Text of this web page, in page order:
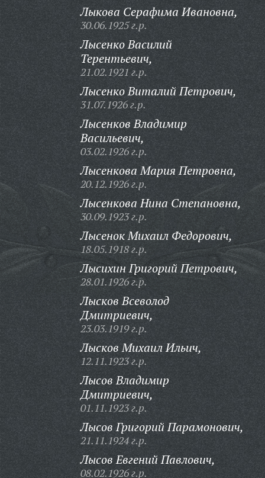
Лыкова Серафима Ивановна,
30.06.1925 г.р.
Лысенко Василий
Терентьевич,
21.02.1921 г.р.
Лысенко Виталий Петрович,
31.07.1926 г.р.
Лысенков Владимир
Васильевич,
03.02.1926 г.р.
Лысенкова Мария Петровна,
20.12.1926 г.р.
Лысенкова Нина Степановна,
30.09.1923 г.р.
Лысенок Михаил Федорович,
18.05.1918 г.р.
Лысихин Григорий Петрович,
28.01.1926 г.р.
Лысков Всеволод
Дмитриевич,
23.03.1919 г.р.
Лысков Михаил Ильич,
12.11.1923 г.р.
Лысов Владимир
Дмитриевич,
01.11.1923 г.р.
Лысов Григорий Парамонович,
21.11.1924 г.р.
Лысов Евгений Павлович,
08.02.1926 г.р.